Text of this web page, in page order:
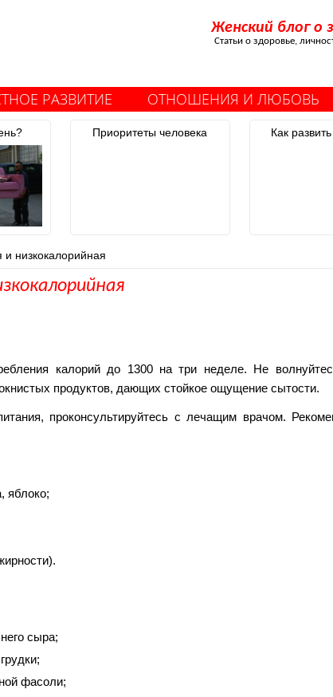
Женский блог о
Статьи о здоровье,
РАЗВИТИЕ ОТНОШЕНИЯ И ЛЮБОВЬ
Приоритеты человека Как
низкокалорийная
калорий до 1300 на три неделе. Не
продуктов, дающих стойкое ощущение сытости.
проконсультируйтесь с лечащим врачом.
яблоко;
сыра;
фасоли;